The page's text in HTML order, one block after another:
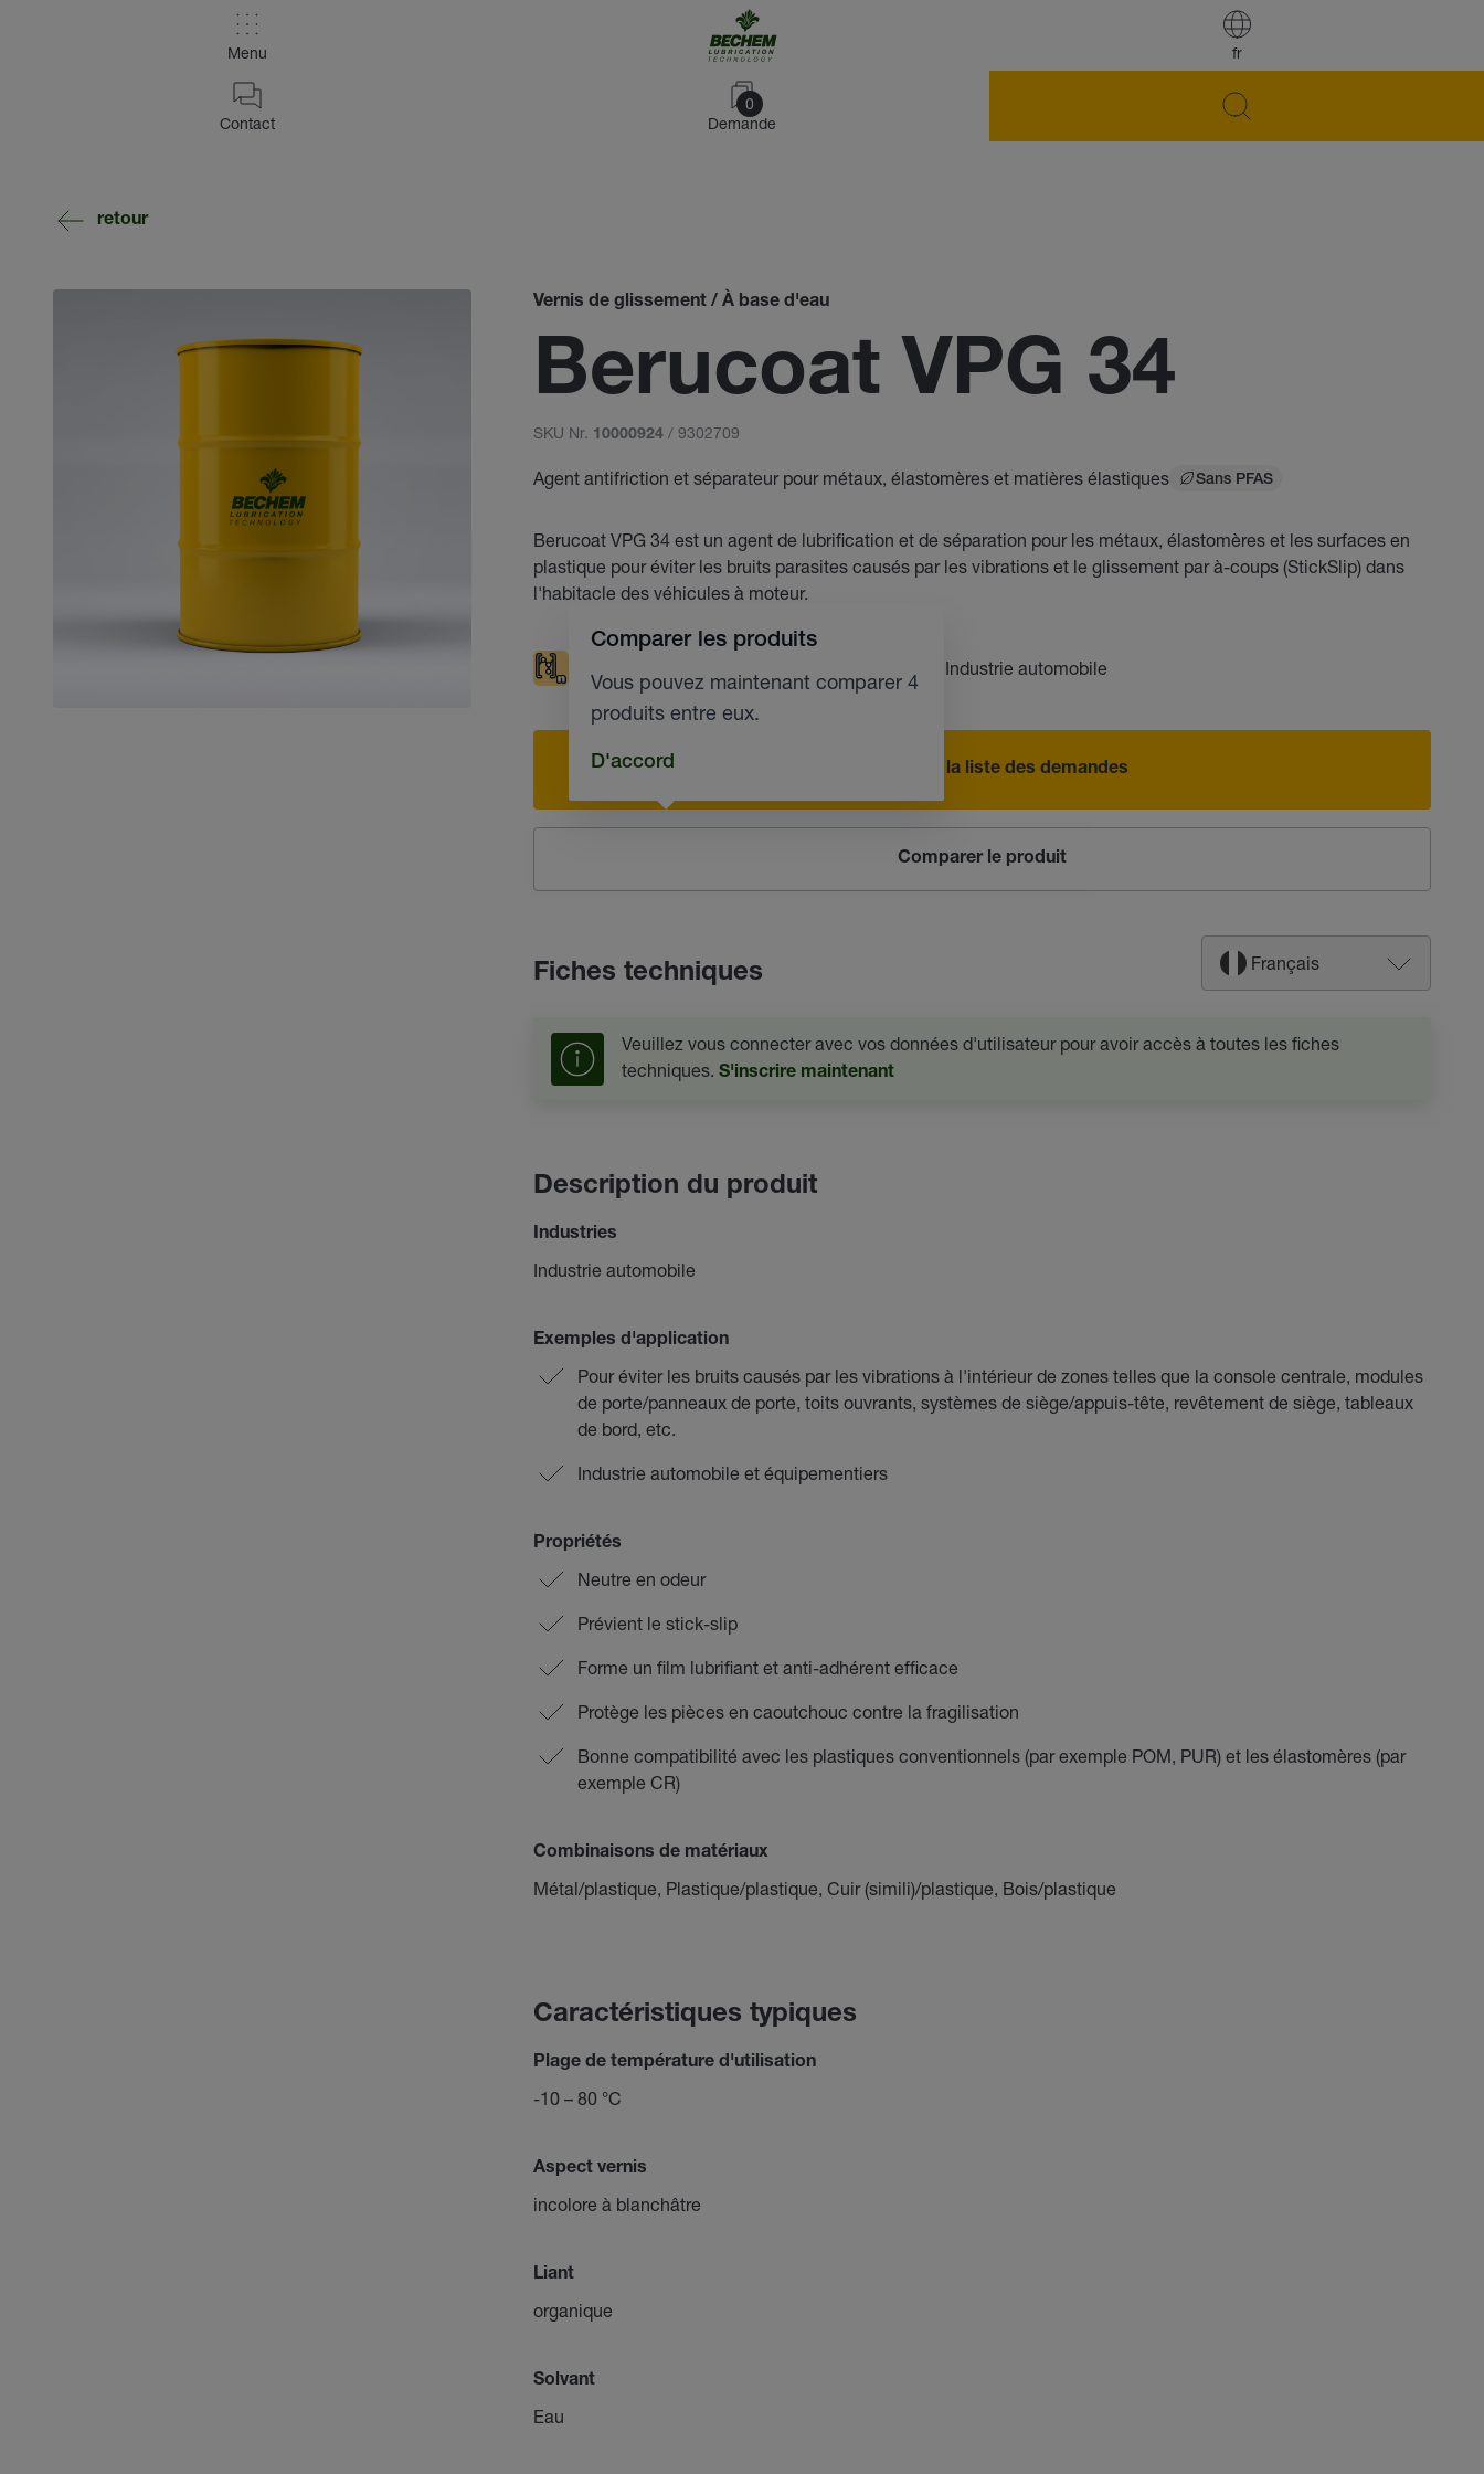
fr
Menu
0
Demande
Contact
retour
Vernis de glissement / À base d'eau
Berucoat VPG 34
SKU Nr. 10000924 / 9302709
Agent antifriction et séparateur pour métaux, élastomères et matières élastiques Sans PFAS
Berucoat VPG 34 est un agent de lubrification et de séparation pour les métaux, élastomères et les surfaces en
plastique pour éviter les bruits parasites causés par les vibrations et le glissement par à-coups (StickSlip) dans
l'habitacle des véhicules à moteur.
Industrie automobile
Ajouter à la liste des demandes
Comparer le produit
Comparer les produits
Vous pouvez maintenant comparer 4
produits entre eux.
D'accord
Fiches techniques Français
Veuillez vous connecter avec vos données d'utilisateur pour avoir accès à toutes les fiches
techniques. S'inscrire maintenant
Description du produit
Industries
Industrie automobile
Exemples d'application
Pour éviter les bruits causés par les vibrations à l'intérieur de zones telles que la console centrale, modules
de porte/panneaux de porte, toits ouvrants, systèmes de siège/appuis-tête, revêtement de siège, tableaux
de bord, etc.
Industrie automobile et équipementiers
Propriétés
Neutre en odeur
Prévient le stick-slip
Forme un film lubrifiant et anti-adhérent efficace
Protège les pièces en caoutchouc contre la fragilisation
Bonne compatibilité avec les plastiques conventionnels (par exemple POM, PUR) et les élastomères (par
exemple CR)
Combinaisons de matériaux
Métal/plastique, Plastique/plastique, Cuir (simili)/plastique, Bois/plastique
Caractéristiques typiques
Plage de température d'utilisation
-10 – 80 °C
Aspect vernis
incolore à blanchâtre
Liant
organique
Solvant
Eau